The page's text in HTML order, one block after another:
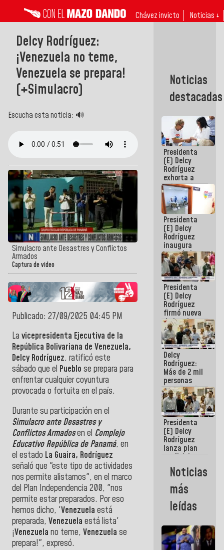
Chávez invicto Noticias ↓
Delcy Rodríguez:
¡Venezuela no teme,
Venezuela se prepara!
(+Simulacro)
Escucha esta noticia: 🔊
Simulacro ante Desastres y Conflictos
Armados
Captura de video
Publicado: 27/09/2025 04:45 PM
La vicepresidenta Ejecutiva de la
República Bolivariana de Venezuela,
Delcy Rodríguez, ratificó este
sábado que el Pueblo se prepara para
enfrentar cualquier coyuntura
provocada o fortuita en el país.
Durante su participación en el
Simulacro ante Desastres y
Conflictos Armadosen el Complejo
Educativo República de Panamá, en
el estado La Guaira, Rodríguez
señaló que "este tipo de actividades
nos permite alistarnos", en el marco
del Plan Independencia 200, "nos
permite estar preparados. Por eso
hemos dicho, 'Venezuela está
preparada, Venezuela está lista'
¡Venezuela no teme, Venezuela se
prepara!", expresó.
Noticias
destacadas
Presidenta
(E) Delcy
Rodríguez
exhorta a
gobernadores
y alcaldes a
edificar
casas para
abuelos
Presidenta
(E) Delcy
Rodríguez
inaugura
casa de los
Abuelos
Primavera
en Caracas
Presidenta
(E) Delcy
Rodríguez
firmó nueva
de Ley de
Arrendamiento
aprobada
por la AN
Delcy
Rodríguez:
Más de 2 mil
personas
beneficiadas
con planes
para
atención de
emergencia
sísmica en
la última
semana
Presidenta
(E) Delcy
Rodríguez
lanza plan
crediticio
con subsidio
a Juntas de
Condominio
Noticias
más
leídas